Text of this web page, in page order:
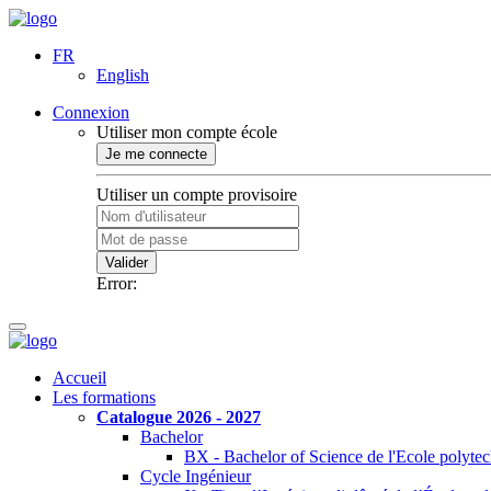
FR
English
Connexion
Utiliser mon compte école
Je me connecte
Utiliser un compte provisoire
Valider
Error:
Accueil
Les formations
Catalogue 2026 - 2027
Bachelor
BX - Bachelor of Science de l'Ecole
Cycle Ingénieur